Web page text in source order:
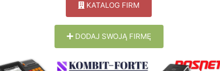
KATALOG FIRM
DODAJ SWOJĄ FIRMĘ